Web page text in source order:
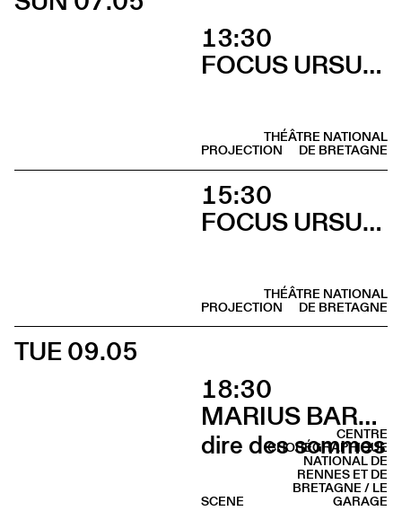
13:30
FOCUS URSULA MEIER
THÉÂTRE NATIONAL
DE BRETAGNE
PROJECTION
15:30
FOCUS URSULA MEIER
THÉÂTRE NATIONAL
DE BRETAGNE
PROJECTION
TUE 09.05
18:30
MARIUS BARTHAUX
dire des sommes
CENTRE
CHORÉGRAPHIQUE
NATIONAL DE
RENNES ET DE
BRETAGNE / LE
GARAGE
SCENE